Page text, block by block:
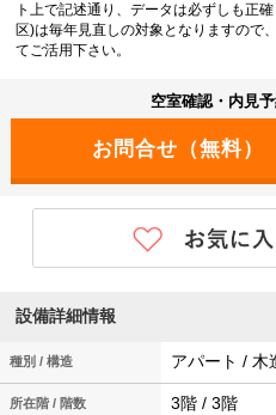
ト上で記述通り、データは必ずしも正
区)は毎年見直しの対象となりますので
てご活用下さい。
空室確認・内見
設備詳細情報
種別 / 構造 アパート / 木
所在階 / 階数 3階 / 3階